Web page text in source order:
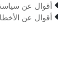
 أقوال عن
 أقوال عن